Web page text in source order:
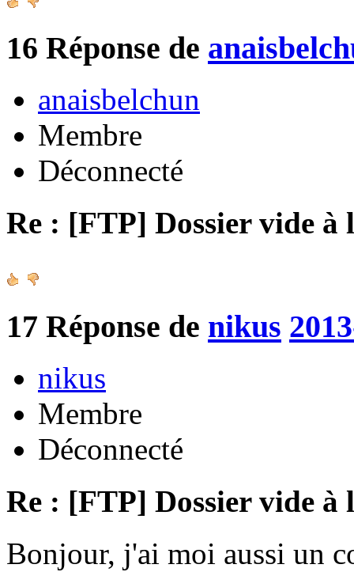
16 Réponse de
anaisbelchun
Membre
Déconnecté
Re : [FTP] Dossier vide à
17 Réponse de nikus
nikus
Membre
Déconnecté
Re : [FTP] Dossier vide à
Bonjour, j'ai moi aussi un